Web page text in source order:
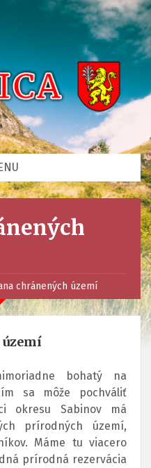
chránených území
bohatý na
sa môže pochváliť
okresu Sabinov má
prírodných území,
Máme tu viacero
prírodná rezervácia